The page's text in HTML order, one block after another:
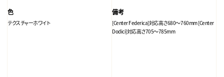
色
テクスチャーホワイト
備考
[Center Federica]対応高さ680～760mm [Center
Dodici]対応高さ705～785mm